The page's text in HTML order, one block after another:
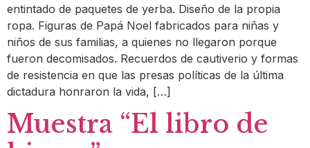
entintado de paquetes de yerba. Diseño de la propia
ropa. Figuras de Papá Noel fabricados para niñas y
niños de sus familias, a quienes no llegaron porque
fueron decomisados. Recuerdos de cautiverio y formas
de resistencia en que las presas políticas de la última
dictadura honraron la vida, […]
Muestra “El libro de